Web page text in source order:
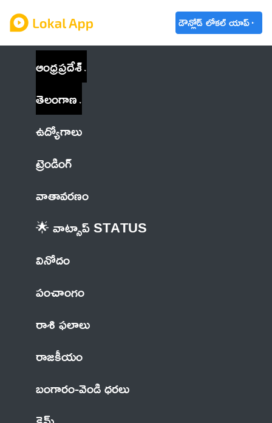
డౌన్లోడ్ లోకల్ యాప్
ఆంధ్రప్రదేశ్
తెలంగాణ
ఉద్యోగాలు
ట్రెండింగ్
వాతావరణం
🌟 వాట్సాప్ STATUS
వినోదం
పంచాంగం
రాశి ఫలాలు
రాజకీయం
బంగారం-వెండి ధరలు